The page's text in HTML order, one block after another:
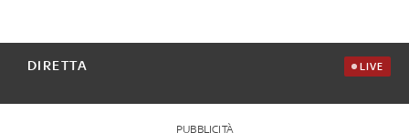
DIRETTA LIVE
PUBBLICITÀ